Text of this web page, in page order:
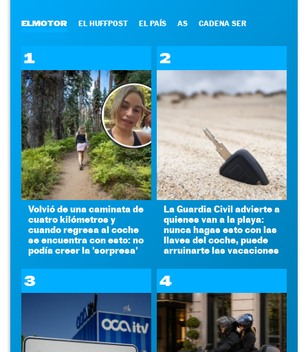
ELMOTOR EL HUFFPOST EL PAÍS AS CADENA SER
1
Volvió de una caminata de
cuatro kilómetros y
cuando regresa al coche
se encuentra con esto: no
podía creer la 'sorpresa'
2
La Guardia Civil advierte a
quienes van a la playa:
nunca hagas esto con las
llaves del coche, puede
arruinarte las vacaciones
3 4